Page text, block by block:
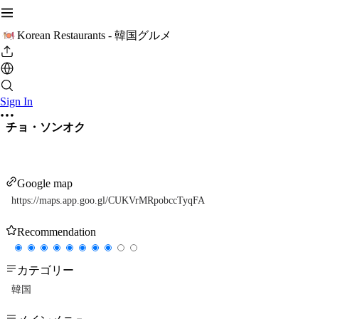
Korean Restaurants - 韓国グルメ
Sign In
チョ・ソンオク
Google map
https://maps.app.goo.gl/CUKVrMRpobccTyqFA
Recommendation
カテゴリー
韓国